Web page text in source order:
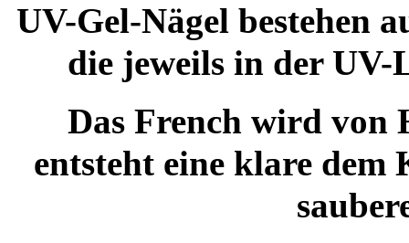
UV-Gel-Nägel bestehen
die jeweils in der
Das French wird von
entsteht eine klare dem